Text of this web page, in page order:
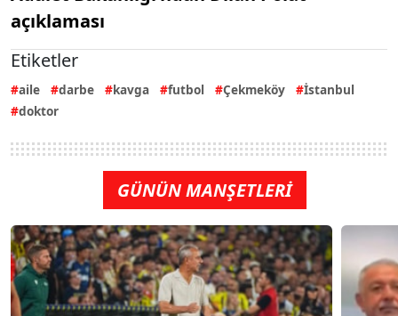
açıklaması
Etiketler
aile darbe kavga futbol Çekmeköy
İstanbul
doktor
GÜNÜN MANŞETLERİ